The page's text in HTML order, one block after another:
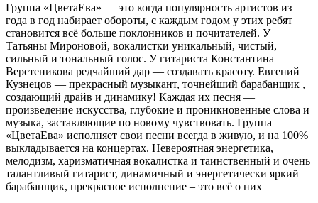
Группа «ЦветаЕва» — это когда популярность артистов из
года в год набирает обороты, с каждым годом у этих ребят
становится всё больше поклонников и почитателей. У
Татьяны Мироновой, вокалистки уникальный, чистый,
сильный и тональный голос. У гитариста Константина
Веретеникова редчайший дар — создавать красоту. Евгений
Кузнецов — прекрасный музыкант, точнейший барабанщик ,
создающий драйв и динамику! Каждая их песня —
произведение искусства, глубокие и проникновенные слова и
музыка, заставляющие по новому чувствовать. Группа
«ЦветаЕва» исполняет свои песни всегда в живую, и на 100%
выкладывается на концертах. Невероятная энергетика,
мелодизм, харизматичная вокалистка и таинственный и очень
талантливый гитарист, динамичный и энергетически яркий
барабанщик, прекрасное исполнение – это всё о них